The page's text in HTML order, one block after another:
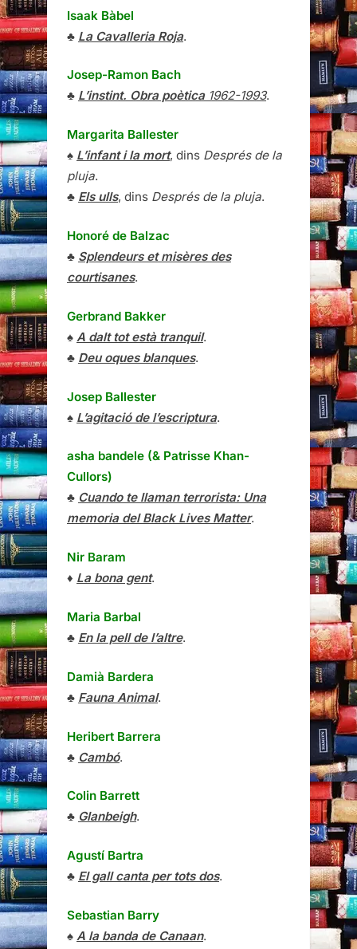
Isaak Bàbel
♣ La Cavalleria Roja.
Josep-Ramon Bach
♣ L’instint. Obra poètica1962-1993.
Margarita Ballester
♠ L’infant i la mort, dins Després de la
pluja.
♣ Els ulls, dins Després de la pluja.
Honoré de Balzac
♣ Splendeurs et misères des
courtisanes.
Gerbrand Bakker
♠ A dalt tot està tranquil.
♣ Deu oques blanques.
Josep Ballester
♠ L’agitació de l’escriptura.
asha bandele (& Patrisse Khan-
Cullors)
♣ Cuando te llaman terrorista: Una
memoria del Black Lives Matter.
Nir Baram
♦ La bona gent.
Maria Barbal
♣ En la pell de l’altre.
Damià Bardera
♣ Fauna Animal.
Heribert Barrera
♣ Cambó.
Colin Barrett
♣ Glanbeigh.
Agustí Bartra
♣ El gall canta per tots dos.
Sebastian Barry
♠ A la banda de Canaan.